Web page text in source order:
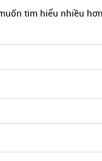
tìm hiểu nhiều